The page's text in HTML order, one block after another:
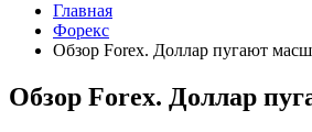
Главная
Форекс
Обзор Forex. Доллар пугают
Обзор Forex. Доллар